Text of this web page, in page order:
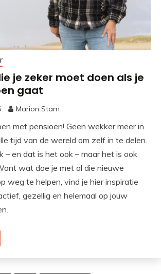
je zeker moet doen als je
gaat
Marion Stam
met pensioen! Geen wekker meer in
tijd van de wereld om zelf in te delen.
– en dat is het ook – maar het is ook
wat doe je met al die nieuwe
weg te helpen, vind je hier inspiratie
gezellig en helemaal op jouw